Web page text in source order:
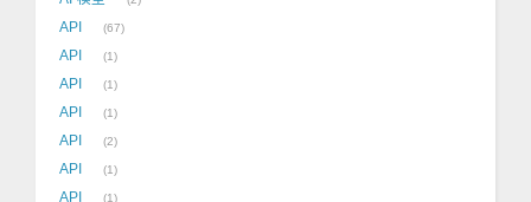
API 67
API 1
API 1
API 1
API 2
API 1
API 1